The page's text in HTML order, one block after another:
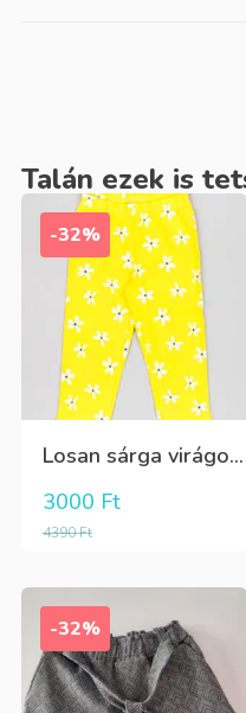
Talán ezek is
-32%
Losan sárga virágos 3/4-es leggings
4390Ft
3000 Ft
-32%